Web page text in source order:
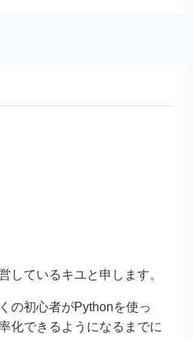
しているキユと申します。
の初心者がPythonを使っ
化できるようになるまでに